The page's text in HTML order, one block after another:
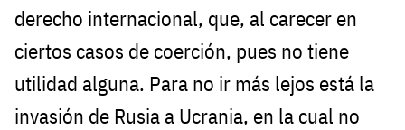
derecho internacional, que, al carecer en
ciertos casos de coerción, pues no tiene
utilidad alguna. Para no ir más lejos está la
invasión de Rusia a Ucrania, en la cual no